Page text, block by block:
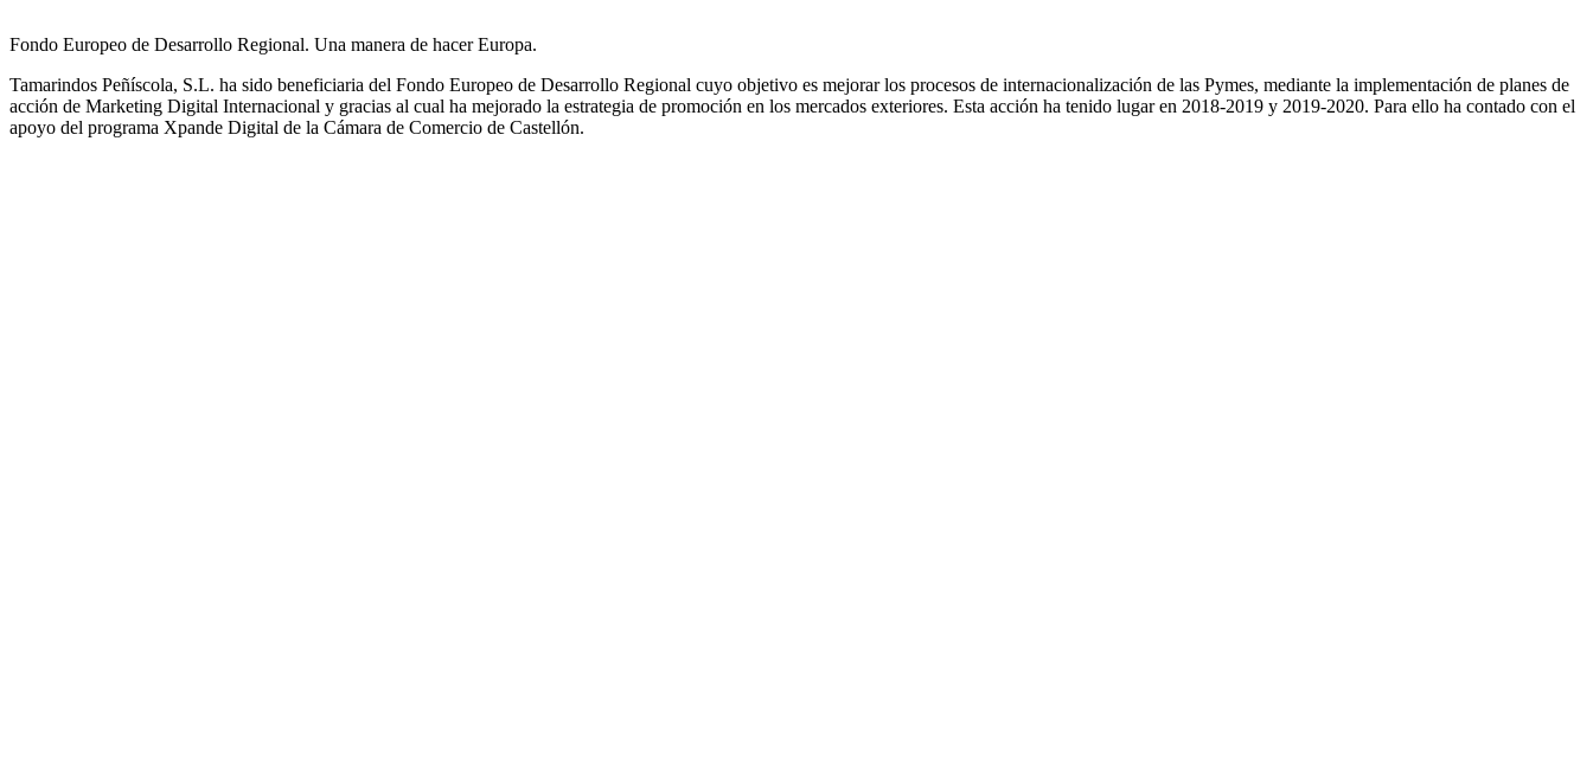
Fondo Europeo de Desarrollo Regional. Una manera de hacer Europa.
Tamarindos Peñíscola, S.L. ha sido beneficiaria del Fondo Europeo de Desarrollo Regional cuyo objetivo es mejorar los procesos de internacionalización de las Pymes, mediante la implementación de planes de
acción de Marketing Digital Internacional y gracias al cual ha mejorado la estrategia de promoción en los mercados exteriores. Esta acción ha tenido lugar en 2018-2019 y 2019-2020. Para ello ha contado con el
apoyo del programa Xpande Digital de la Cámara de Comercio de Castellón.